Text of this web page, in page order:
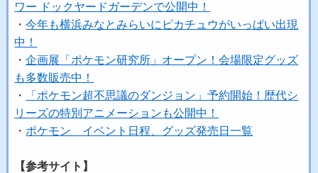
ワー ドックヤードガーデンで公開中！
・今年も横浜みなとみらいにピカチュウがいっぱい出現
中！
・企画展「ポケモン研究所」オープン！会場限定グッズ
も多数販売中！
・
「ポケモン超不思議のダンジョン」予約開始！歴代シ
リーズの特別アニメーションも公開中！
・ ポケモン イベント日程、グッズ発売日一覧
【参考サイト】